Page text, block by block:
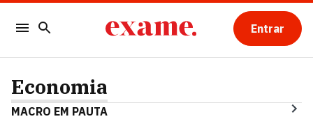
Entrar
Economia
MACRO EM PAUTA